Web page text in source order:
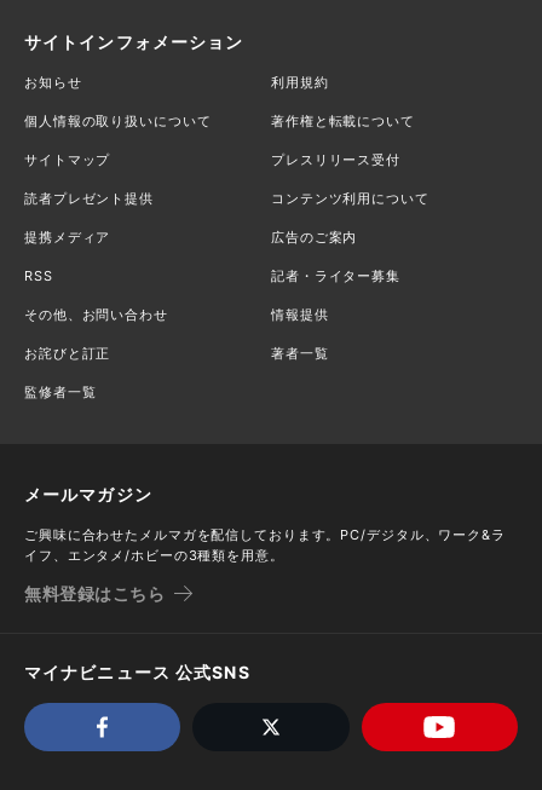
サイトインフォメーション
お知らせ 利用規約
個人情報の取り扱いについて 著作権と転載について
サイトマップ プレスリリース受付
読者プレゼント提供 コンテンツ利用について
提携メディア 広告のご案内
RSS 記者・ライター募集
その他、お問い合わせ 情報提供
お詫びと訂正 著者一覧
監修者一覧
メールマガジン
ご興味に合わせたメルマガを配信しております。PC/デジタル、ワーク&ラ
イフ、エンタメ/ホビーの3種類を用意。
無料登録はこちら
マイナビニュース 公式SNS